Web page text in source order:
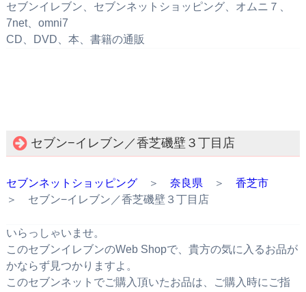
セブンイレブン、セブンネットショッピング、オムニ７、
7net、omni7
CD、DVD、本、書籍の通販
セブン−イレブン／香芝磯壁３丁目店
セブンネットショッピング＞ 奈良県＞ 香芝市
＞ セブン−イレブン／香芝磯壁３丁目店
いらっしゃいませ。
このセブンイレブンのWeb Shopで、貴方の気に入るお品が
かならず見つかりますよ。
このセブンネットでご購入頂いたお品は、ご購入時にご指